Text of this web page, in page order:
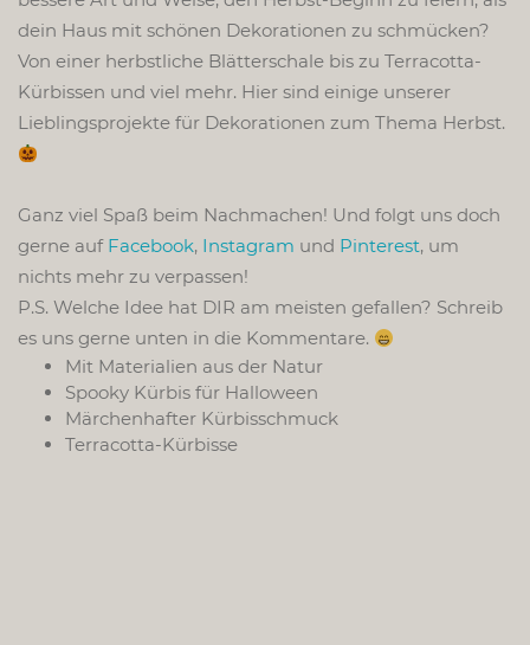
dein Haus mit schönen Dekorationen zu schmücken?
Von einer herbstliche Blätterschale bis zu Terracotta-
Kürbissen und viel mehr. Hier sind einige unserer
Lieblingsprojekte für Dekorationen zum Thema Herbst.
Ganz viel Spaß beim Nachmachen! Und folgt uns doch
gerne auf Facebook, Instagram und Pinterest, um
nichts mehr zu verpassen!
P.S. Welche Idee hat DIR am meisten gefallen? Schreib
es uns gerne unten in die Kommentare.
Mit Materialien aus der Natur
Spooky Kürbis für Halloween
Märchenhafter Kürbisschmuck
Terracotta-Kürbisse